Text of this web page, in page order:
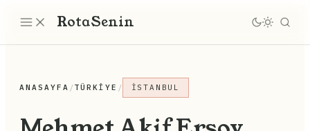
RotaSenin
ANASAYFA /TÜRKIYE / İSTANBUL